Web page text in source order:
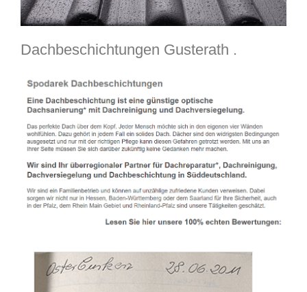
Dachbeschichtungen Gusterath .